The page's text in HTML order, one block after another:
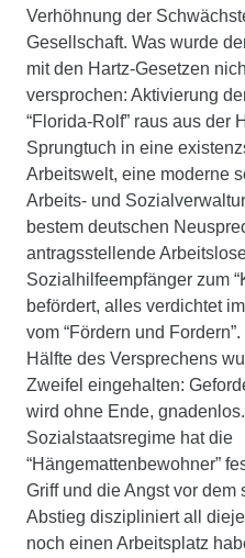
Verhöhnung der
Gesellschaft. Was wurde
mit den Hartz-Gesetzen
versprochen: Aktivierung
“Florida-Rolf” raus aus der
Sprungtuch in eine
Arbeitswelt, eine moderne
Arbeits- und
bestem deutschen
antragsstellende
Sozialhilfeempfänger zum
befördert, alles verdichtet
vom “Fördern und
Hälfte des Versprechens
Zweifel eingehalten:
wird ohne Ende,
Sozialstaatsregime hat die
“Hängemattenbewohner”
Griff und die Angst vor dem
Abstieg diszipliniert all
noch einen Arbeitsplatz